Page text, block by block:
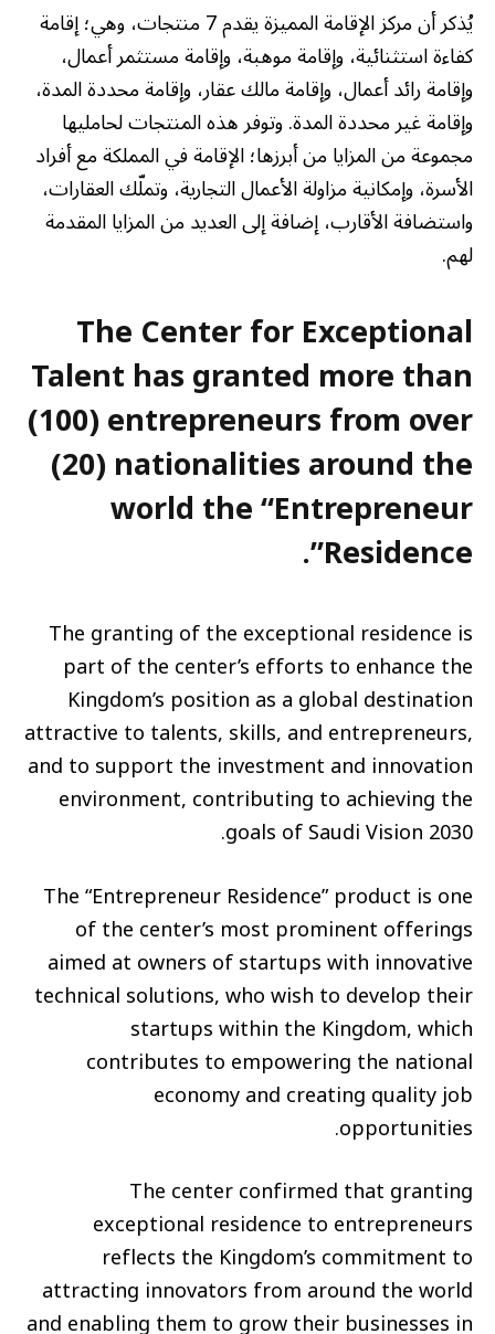
يُذكر أن مركز الإقامة المميزة يقدم 7 منتجات، وهي؛ إقامة
كفاءة استثنائية، وإقامة موهبة، وإقامة مستثمر أعمال،
وإقامة رائد أعمال، وإقامة مالك عقار، وإقامة محددة المدة،
وإقامة غير محددة المدة. وتوفر هذه المنتجات لحامليها
مجموعة من المزايا من أبرزها؛ الإقامة في المملكة مع أفراد
الأسرة، وإمكانية مزاولة الأعمال التجارية، وتملّك العقارات،
واستضافة الأقارب، إضافة إلى العديد من المزايا المقدمة
لهم.
The Center for Exceptional
Talent has granted more than
(100) entrepreneurs from over
(20) nationalities around the
world the “Entrepreneur
Residence”.
The granting of the exceptional residence is
part of the center’s efforts to enhance the
Kingdom’s position as a global destination
attractive to talents, skills, and entrepreneurs,
and to support the investment and innovation
environment, contributing to achieving the
goals of Saudi Vision 2030.
The “Entrepreneur Residence” product is one
of the center’s most prominent offerings
aimed at owners of startups with innovative
technical solutions, who wish to develop their
startups within the Kingdom, which
contributes to empowering the national
economy and creating quality job
opportunities.
The center confirmed that granting
exceptional residence to entrepreneurs
reflects the Kingdom’s commitment to
attracting innovators from around the world
and enabling them to grow their businesses in